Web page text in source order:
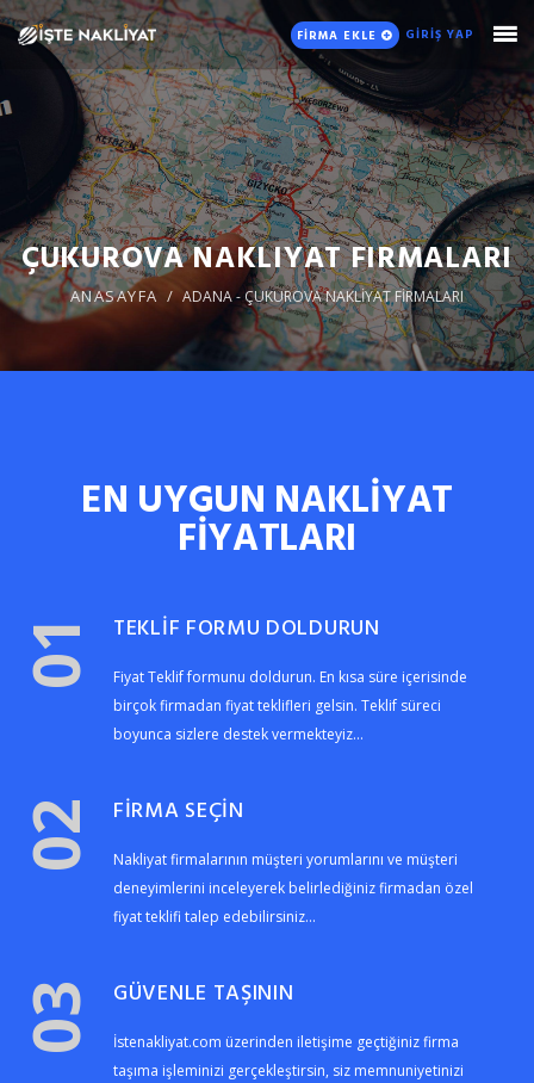
FİRMA EKLE GİRİŞ YAP
ÇUKUROVA NAKLIYAT FIRMALARI
ANASAYFA ADANA - ÇUKUROVA NAKLİYAT FİRMALARI
EN UYGUN NAKLİYAT
FİYATLARI
01 TEKLİF FORMU DOLDURUN
Fiyat Teklif formunu doldurun. En kısa süre içerisinde
birçok firmadan fiyat teklifleri gelsin. Teklif süreci
boyunca sizlere destek vermekteyiz...
02 FİRMA SEÇİN
Nakliyat firmalarının müşteri yorumlarını ve müşteri
deneyimlerini inceleyerek belirlediğiniz firmadan özel
fiyat teklifi talep edebilirsiniz...
03 GÜVENLE TAŞININ
İstenakliyat.com üzerinden iletişime geçtiğiniz firma
taşıma işleminizi gerçekleştirsin, siz memnuniyetinizi